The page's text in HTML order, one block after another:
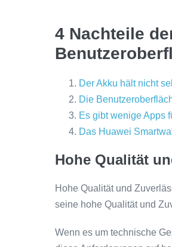
4 Nachteile
Der Akku hält nicht
Die
Es gibt wenige Apps
Das Huawei
Hohe Qualität
Hohe Qualität und
seine hohe Qualität und
Wenn es um technische